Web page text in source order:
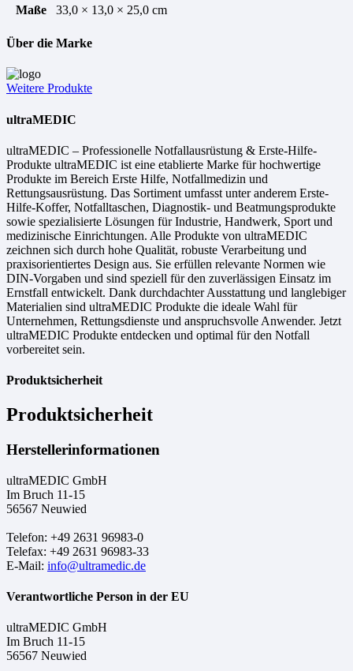
Maße
33,0 × 13,0 × 25,0 cm
Über die Marke
Weitere Produkte
ultraMEDIC
ultraMEDIC – Professionelle Notfallausrüstung & Erste-Hilfe-
Produkte ultraMEDIC ist eine etablierte Marke für hochwertige
Produkte im Bereich Erste Hilfe, Notfallmedizin und
Rettungsausrüstung. Das Sortiment umfasst unter anderem Erste-
Hilfe-Koffer, Notfalltaschen, Diagnostik- und Beatmungsprodukte
sowie spezialisierte Lösungen für Industrie, Handwerk, Sport und
medizinische Einrichtungen. Alle Produkte von ultraMEDIC
zeichnen sich durch hohe Qualität, robuste Verarbeitung und
praxisorientiertes Design aus. Sie erfüllen relevante Normen wie
DIN-Vorgaben und sind speziell für den zuverlässigen Einsatz im
Ernstfall entwickelt. Dank durchdachter Ausstattung und langlebiger
Materialien sind ultraMEDIC Produkte die ideale Wahl für
Unternehmen, Rettungsdienste und anspruchsvolle Anwender. Jetzt
ultraMEDIC Produkte entdecken und optimal für den Notfall
vorbereitet sein.
Produktsicherheit
Produktsicherheit
Herstellerinformationen
ultraMEDIC GmbH
Im Bruch 11-15
56567 Neuwied
Telefon: +49 2631 96983-0
Telefax: +49 2631 96983-33
E-Mail: info@ultramedic.de
Verantwortliche Person in der EU
ultraMEDIC GmbH
Im Bruch 11-15
56567 Neuwied